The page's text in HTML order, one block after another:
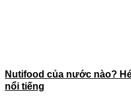
Nutifood của nước nào?
nổi tiếng